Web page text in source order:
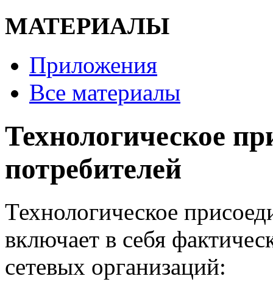
МАТЕРИАЛЫ
Приложения
Все материалы
Технологическое
потребителей
Технологическое
включает в себя
сетевых организаций: